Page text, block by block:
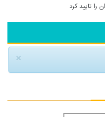
را تایید کرد
×